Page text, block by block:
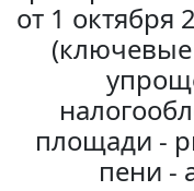
от 1 октября
площади -
пени -